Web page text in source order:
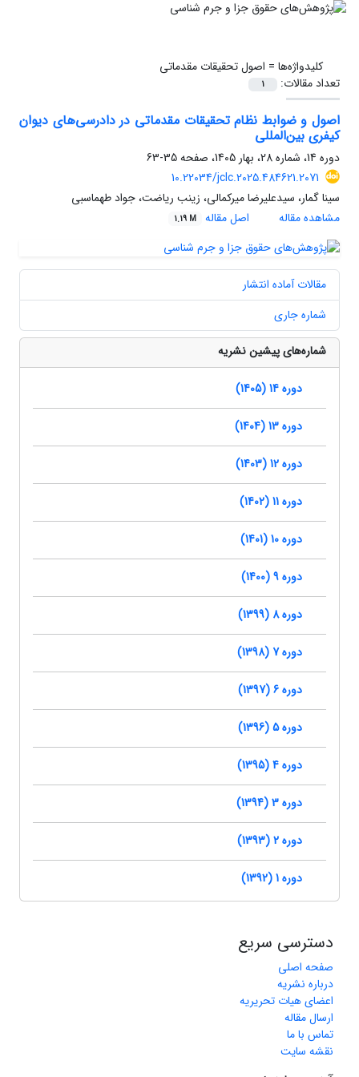
کلیدواژه‌ها = اصول تحقیقات مقدماتی
تعداد مقالات:
1
اصول و ضوابط نظام تحقیقات مقدماتی در دادرسی‌های دیوان
کیفری بین‌المللی
دوره 14، شماره 28، بهار 1405، صفحه
35-63
10.22034/jclc.2025.484621.2071
سینا گمار، سیدعلیرضا میرکمالی، زینب ریاضت، جواد طهماسبی
مشاهده مقاله
اصل مقاله 1.19 M
مقالات آماده انتشار
شماره جاری
شماره‌های پیشین نشریه
دوره 14 (1405)
دوره 13 (1404)
دوره 12 (1403)
دوره 11 (1402)
دوره 10 (1401)
دوره 9 (1400)
دوره 8 (1399)
دوره 7 (1398)
دوره 6 (1397)
دوره 5 (1396)
دوره 4 (1395)
دوره 3 (1394)
دوره 2 (1393)
دوره 1 (1392)
دسترسی سریع
صفحه اصلی
درباره نشریه
اعضای هیات تحریریه
ارسال مقاله
تماس با ما
نقشه سایت